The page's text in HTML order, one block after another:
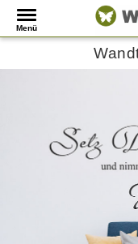
Menü